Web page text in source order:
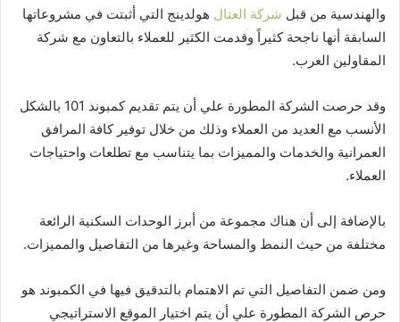
والهندسية من قبل شركة العتال هولدينج التي أثبتت في مشروعاتها
السابقة أنها ناجحة كثيراً وقدمت الكثير للعملاء بالتعاون مع شركة
المقاولين العرب.
وقد حرصت الشركة المطورة علي أن يتم تقديم كمبوند 101 بالشكل
الأنسب مع العديد من العملاء وذلك من خلال توفير كافة المرافق
العمرانية والخدمات والمميزات بما يتناسب مع تطلعات واحتياجات
العملاء.
بالإضافة إلى أن هناك مجموعة من أبرز الوحدات السكنية الرائعة
مختلفة من حيث النمط والمساحة وغيرها من التفاصيل والمميزات.
ومن ضمن التفاصيل التي تم الاهتمام بالتدقيق فيها في الكمبوند هو
حرص الشركة المطورة علي أن يتم اختيار الموقع الاستراتيجي